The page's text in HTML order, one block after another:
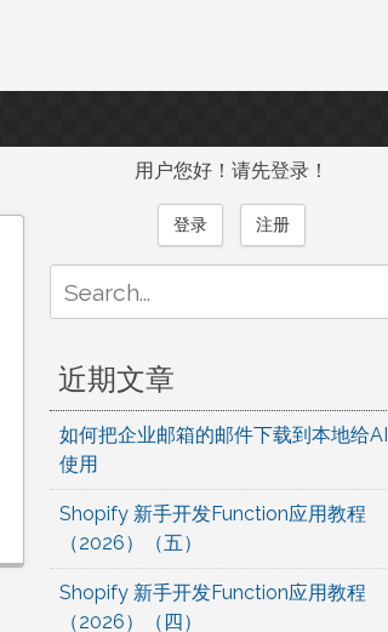
用户您好！请先登录！
登录 注册
for:
近期文章
如何把企业邮箱的邮件下载到本地给AI
使用
Shopify 新手开发Function应用教程
（2026）（五）
Shopify 新手开发Function应用教程
（2026）（四）